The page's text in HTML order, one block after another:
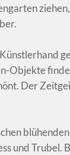
Objekte
Der
und Trubel.